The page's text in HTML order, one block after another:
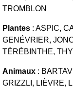
TROMBLON
Plantes : ASPIC,
GENÉVRIER,
TÉRÉBINTHE,
Animaux :
GRIZZLI, LIÈVRE,